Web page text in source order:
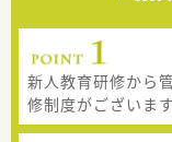
新人教育研修から
修制度がございます